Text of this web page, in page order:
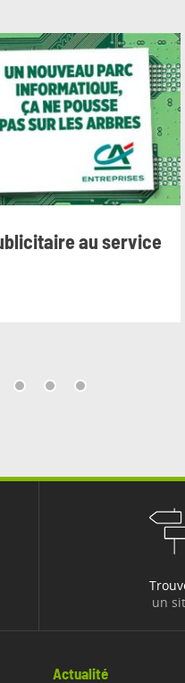
au service
un
Actualité